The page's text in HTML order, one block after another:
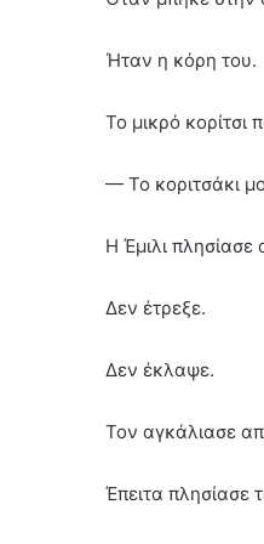
Ήταν η κόρη του.
Το μικρό κορίτσι
— Το κοριτσάκι
Η Έμιλι πλησίασε
Δεν έτρεξε.
Δεν έκλαψε.
Τον αγκάλιασε
Έπειτα πλησίασε